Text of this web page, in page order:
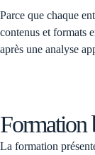
Parce que chaque
contenus et formats
après une analyse
Formation
La formation